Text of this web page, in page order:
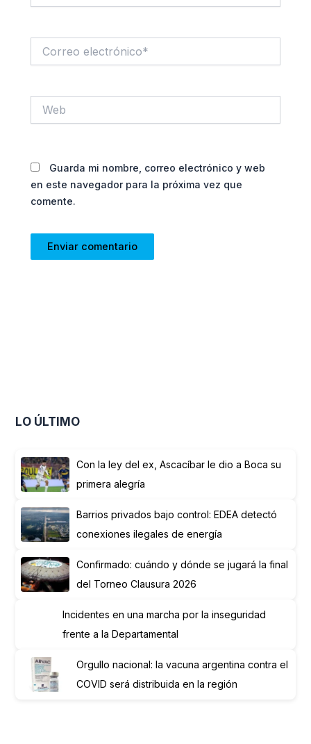
electrónico*
Guarda mi nombre, correo electrónico y web
en este navegador para la próxima vez que
comente.
LO ÚLTIMO
Con la ley del ex, Ascacíbar le dio a Boca su
primera alegría
Barrios privados bajo control: EDEA detectó
conexiones ilegales de energía
Confirmado: cuándo y dónde se jugará la final
del Torneo Clausura 2026
Incidentes en una marcha por la inseguridad
frente a la Departamental
Orgullo nacional: la vacuna argentina contra el
COVID será distribuida en la región